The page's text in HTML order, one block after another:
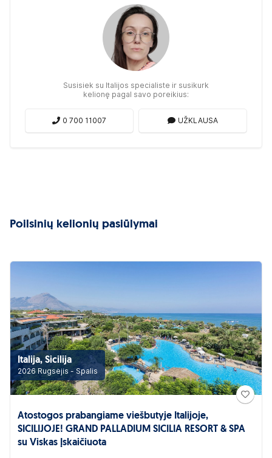
Susisiek su Italijos specialiste ir susikurk
kelionę pagal savo poreikius:
0 700 11007 UŽKLAUSA
Poilsinių kelionių pasiūlymai
Italija, Sicilija
2026 Rugsėjis - Spalis
Atostogos prabangiame viešbutyje Italijoje,
SICILIJOJE! GRAND PALLADIUM SICILIA RESORT & SPA
su Viskas Įskaičiuota